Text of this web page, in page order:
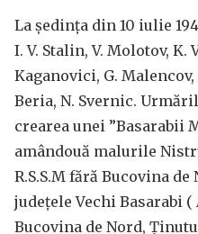
La şedinţa din 10 iulie
I. V. Stalin, V. Molotov,
Kaganovici, G.
Beria, N. Svernic.
crearea unei ”Basarabii
amândouă malurile
R.S.S.M fără Bucovina
judeţele Vechi Basarabi
Bucovina de Nord,